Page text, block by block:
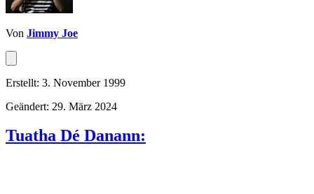
Von Jimmy Joe
Erstellt: 3. November 1999
Geändert: 29. März 2024
Tuatha Dé Danann: